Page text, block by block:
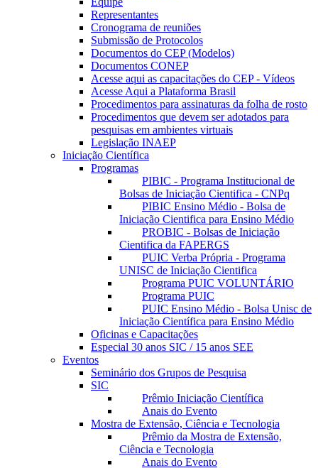
Representantes
Cronograma de reuniões
Submissão de Protocolos
Documentos do CEP (Modelos)
Documentos CONEP
Acesse aqui as capacitações do CEP - Vídeos
Acesse Aqui a Plataforma Brasil
Procedimentos para assinaturas da folha de rosto
Procedimentos que devem ser adotados para
pesquisas em ambientes virtuais
Legislação INAEP
Iniciação Científica
Programas
PIBIC - Programa Institucional de
Bolsas de Iniciação Cientifica - CNPq
PIBIC Ensino Médio - Bolsa de
Iniciação Cientifica para Ensino Médio
PROBIC - Bolsas de Iniciação
Cientifica da FAPERGS
PUIC Verba Própria - Programa
UNISC de Iniciação Cientifica
Programa PUIC VOLUNTÁRIO
Programa PUIC
PUIC Ensino Médio - Bolsa Unisc de
Iniciação Científica para Ensino Médio
Oficinas e Capacitações
Especial 30 anos SIC / 15 anos SEE
Eventos
Seminário dos Grupos de Pesquisa
SIC
Prêmio Iniciação Científica
Anais do Evento
Mostra de Extensão, Ciência e Tecnologia
Prêmio da Mostra de Extensão,
Ciência e Tecnologia
Anais do Evento